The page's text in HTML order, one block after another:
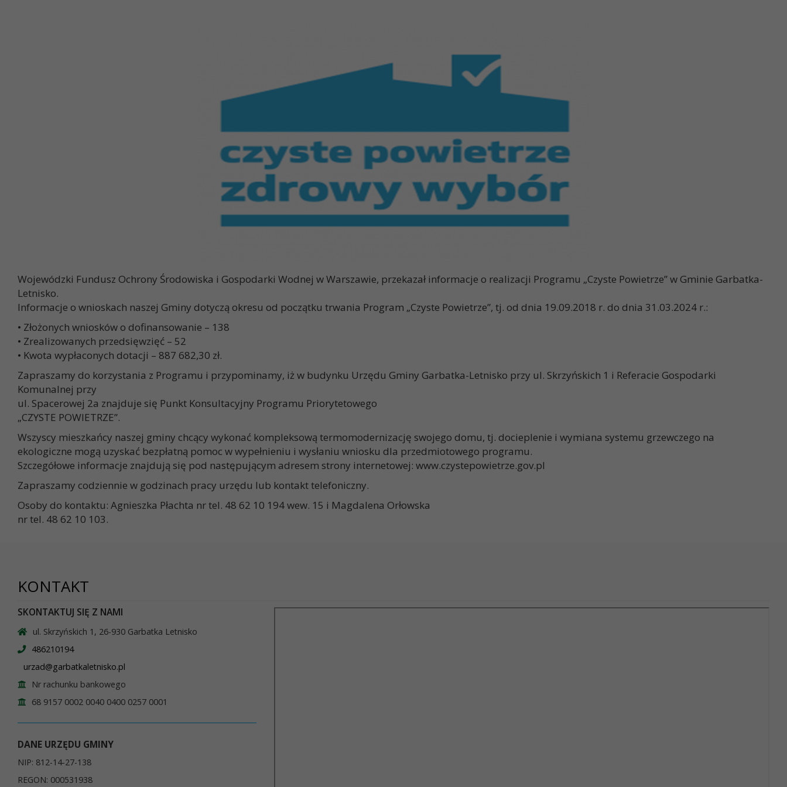
Wojewódzki Fundusz Ochrony Środowiska i Gospodarki Wodnej w Warszawie, przekazał informacje o realizacji Programu „Czyste Powietrze” w Gminie Garbatka-
Letnisko.
Informacje o wnioskach naszej Gminy dotyczą okresu od początku trwania Program „Czyste Powietrze”, tj. od dnia 19.09.2018 r. do dnia 31.03.2024 r.:
• Złożonych wniosków o dofinansowanie – 138
• Zrealizowanych przedsięwzięć – 52
• Kwota wypłaconych dotacji – 887 682,30 zł.
Zapraszamy do korzystania z Programu i przypominamy, iż w budynku Urzędu Gminy Garbatka-Letnisko przy ul. Skrzyńskich 1 i Referacie Gospodarki
Komunalnej przy
ul. Spacerowej 2a znajduje się Punkt Konsultacyjny Programu Priorytetowego
„CZYSTE POWIETRZE”.
Wszyscy mieszkańcy naszej gminy chcący wykonać kompleksową termomodernizację swojego domu, tj. docieplenie i wymiana systemu grzewczego na
ekologiczne mogą uzyskać bezpłatną pomoc w wypełnieniu i wysłaniu wniosku dla przedmiotowego programu.
Szczegółowe informacje znajdują się pod następującym adresem strony internetowej: www.czystepowietrze.gov.pl
Zapraszamy codziennie w godzinach pracy urzędu lub kontakt telefoniczny.
Osoby do kontaktu: Agnieszka Płachta nr tel. 48 62 10 194 wew. 15 i Magdalena Orłowska
nr tel. 48 62 10 103.
KONTAKT
SKONTAKTUJ SIĘ Z NAMI
ul. Skrzyńskich 1, 26-930 Garbatka Letnisko
486210194
urzad@garbatkaletnisko.pl
Nr rachunku bankowego
68 9157 0002 0040 0400 0257 0001
DANE URZĘDU GMINY
NIP: 812-14-27-138
REGON: 000531938